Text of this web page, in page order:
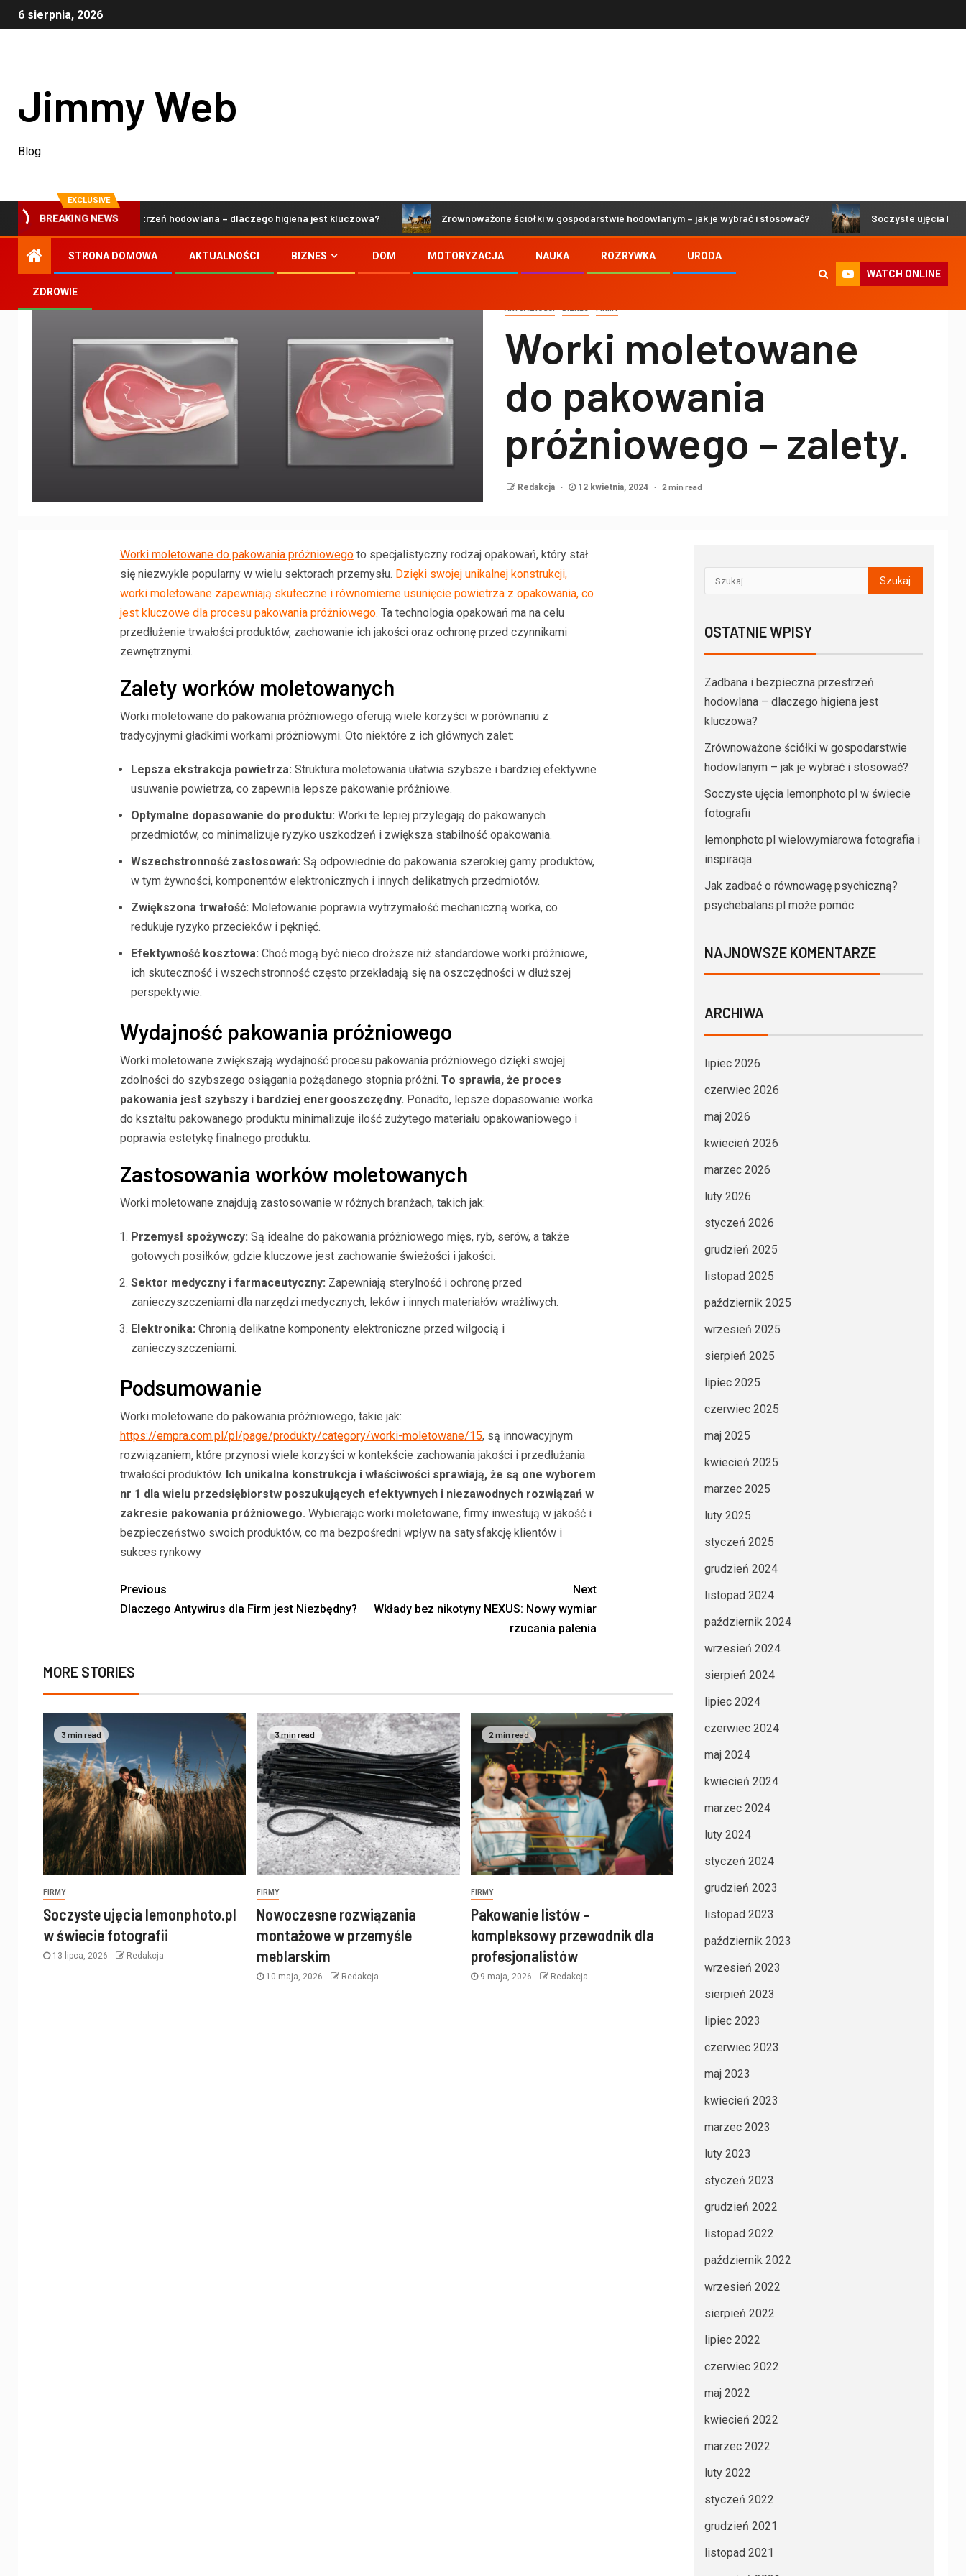
6 sierpnia, 2026
Jimmy Web
Blog
EXCLUSIVE
BREAKING NEWS
i bezpieczna przestrzeń hodowlana – dlaczego higiena jest kluczowa? Zrównoważone ściółki w gospodarstwie hodowlanym – jak je wybrać i stosować? Soczyste ujęcia
STRONA DOMOWA AKTUALNOŚCI BIZNES DOM MOTORYZACJA NAUKA ROZRYWKA URODA
ZDROWIE
WATCH ONLINE
Worki moletowane
do pakowania
próżniowego – zalety.
Redakcja 12 kwietnia, 2024 2 min read
Worki moletowane do pakowania próżniowegoto specjalistyczny rodzaj opakowań, który stał
się niezwykle popularny w wielu sektorach przemysłu. Dzięki swojej unikalnej konstrukcji,
worki moletowane zapewniają skuteczne i równomierne usunięcie powietrza z opakowania, co
jest kluczowe dla procesu pakowania próżniowego. Ta technologia opakowań ma na celu
przedłużenie trwałości produktów, zachowanie ich jakości oraz ochronę przed czynnikami
zewnętrznymi.
Zalety worków moletowanych
Worki moletowane do pakowania próżniowego oferują wiele korzyści w porównaniu z
tradycyjnymi gładkimi workami próżniowymi. Oto niektóre z ich głównych zalet:
Lepsza ekstrakcja powietrza: Struktura moletowania ułatwia szybsze i bardziej efektywne
usuwanie powietrza, co zapewnia lepsze pakowanie próżniowe.
Optymalne dopasowanie do produktu: Worki te lepiej przylegają do pakowanych
przedmiotów, co minimalizuje ryzyko uszkodzeń i zwiększa stabilność opakowania.
Wszechstronność zastosowań: Są odpowiednie do pakowania szerokiej gamy produktów,
w tym żywności, komponentów elektronicznych i innych delikatnych przedmiotów.
Zwiększona trwałość: Moletowanie poprawia wytrzymałość mechaniczną worka, co
redukuje ryzyko przecieków i pęknięć.
Efektywność kosztowa: Choć mogą być nieco droższe niż standardowe worki próżniowe,
ich skuteczność i wszechstronność często przekładają się na oszczędności w dłuższej
perspektywie.
Wydajność pakowania próżniowego
Worki moletowane zwiększają wydajność procesu pakowania próżniowego dzięki swojej
zdolności do szybszego osiągania pożądanego stopnia próżni. To sprawia, że proces
pakowania jest szybszy i bardziej energooszczędny. Ponadto, lepsze dopasowanie worka
do kształtu pakowanego produktu minimalizuje ilość zużytego materiału opakowaniowego i
poprawia estetykę finalnego produktu.
Zastosowania worków moletowanych
Worki moletowane znajdują zastosowanie w różnych branżach, takich jak:
Przemysł spożywczy: Są idealne do pakowania próżniowego mięs, ryb, serów, a także
gotowych posiłków, gdzie kluczowe jest zachowanie świeżości i jakości.
Sektor medyczny i farmaceutyczny: Zapewniają sterylność i ochronę przed
zanieczyszczeniami dla narzędzi medycznych, leków i innych materiałów wrażliwych.
Elektronika: Chronią delikatne komponenty elektroniczne przed wilgocią i
zanieczyszczeniami.
Podsumowanie
Worki moletowane do pakowania próżniowego, takie jak:
https://empra.com.pl/pl/page/produkty/category/worki-moletowane/15, są innowacyjnym
rozwiązaniem, które przynosi wiele korzyści w kontekście zachowania jakości i przedłużania
trwałości produktów. Ich unikalna konstrukcja i właściwości sprawiają, że są one wyborem
nr 1 dla wielu przedsiębiorstw poszukujących efektywnych i niezawodnych rozwiązań w
zakresie pakowania próżniowego. Wybierając worki moletowane, firmy inwestują w jakość i
bezpieczeństwo swoich produktów, co ma bezpośredni wpływ na satysfakcję klientów i
sukces rynkowy
Previous
Dlaczego Antywirus dla Firm jest Niezbędny?
Next
Wkłady bez nikotyny NEXUS: Nowy wymiar
rzucania palenia
MORE STORIES
3 min read
FIRMY
Soczyste ujęcia lemonphoto.pl
w świecie fotografii
13 lipca, 2026 Redakcja
3 min read
FIRMY
Nowoczesne rozwiązania
montażowe w przemyśle
meblarskim
10 maja, 2026 Redakcja
2 min read
FIRMY
Pakowanie listów –
kompleksowy przewodnik dla
profesjonalistów
9 maja, 2026 Redakcja
OSTATNIE WPISY
Zadbana i bezpieczna przestrzeń
hodowlana – dlaczego higiena jest
kluczowa?
Zrównoważone ściółki w gospodarstwie
hodowlanym – jak je wybrać i stosować?
Soczyste ujęcia lemonphoto.pl w świecie
fotografii
lemonphoto.pl wielowymiarowa fotografia i
inspiracja
Jak zadbać o równowagę psychiczną?
psychebalans.pl może pomóc
NAJNOWSZE KOMENTARZE
ARCHIWA
lipiec 2026
czerwiec 2026
maj 2026
kwiecień 2026
marzec 2026
luty 2026
styczeń 2026
grudzień 2025
listopad 2025
październik 2025
wrzesień 2025
sierpień 2025
lipiec 2025
czerwiec 2025
maj 2025
kwiecień 2025
marzec 2025
luty 2025
styczeń 2025
grudzień 2024
listopad 2024
październik 2024
wrzesień 2024
sierpień 2024
lipiec 2024
czerwiec 2024
maj 2024
kwiecień 2024
marzec 2024
luty 2024
styczeń 2024
grudzień 2023
listopad 2023
październik 2023
wrzesień 2023
sierpień 2023
lipiec 2023
czerwiec 2023
maj 2023
kwiecień 2023
marzec 2023
luty 2023
styczeń 2023
grudzień 2022
listopad 2022
październik 2022
wrzesień 2022
sierpień 2022
lipiec 2022
czerwiec 2022
maj 2022
kwiecień 2022
marzec 2022
luty 2022
styczeń 2022
grudzień 2021
listopad 2021